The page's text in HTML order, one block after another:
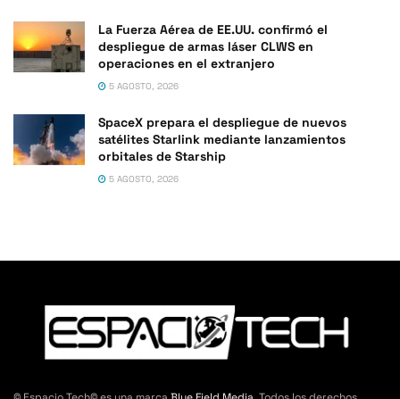
La Fuerza Aérea de EE.UU. confirmó el
despliegue de armas láser CLWS en
operaciones en el extranjero
5 AGOSTO, 2026
SpaceX prepara el despliegue de nuevos
satélites Starlink mediante lanzamientos
orbitales de Starship
5 AGOSTO, 2026